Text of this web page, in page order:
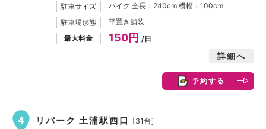
駐車サイズ
バイク 全長：240cm 横幅：100cm
駐車場形態
平置き舗装
最大料金
150円 /日
詳細へ
予約する
4 リパーク 土浦駅西口 [31台]